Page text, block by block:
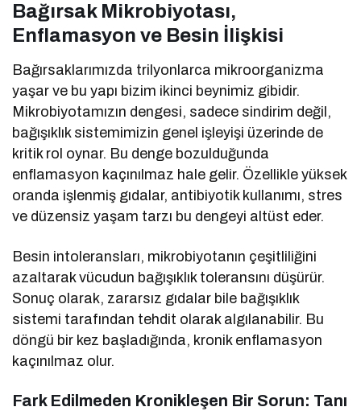
Bağırsak Mikrobiyotası,
Enflamasyon ve Besin İlişkisi
Bağırsaklarımızda trilyonlarca mikroorganizma
yaşar ve bu yapı bizim ikinci beynimiz gibidir.
Mikrobiyotamızın dengesi, sadece sindirim değil,
bağışıklık sistemimizin genel işleyişi üzerinde de
kritik rol oynar. Bu denge bozulduğunda
enflamasyon kaçınılmaz hale gelir. Özellikle yüksek
oranda işlenmiş gıdalar, antibiyotik kullanımı, stres
ve düzensiz yaşam tarzı bu dengeyi altüst eder.
Besin intoleransları, mikrobiyotanın çeşitliliğini
azaltarak vücudun bağışıklık toleransını düşürür.
Sonuç olarak, zararsız gıdalar bile bağışıklık
sistemi tarafından tehdit olarak algılanabilir. Bu
döngü bir kez başladığında, kronik enflamasyon
kaçınılmaz olur.
Fark Edilmeden Kronikleşen Bir Sorun: Tanı